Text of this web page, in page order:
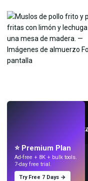
Crea fondos de
⭐ Premium Plan
Ad-free + 8K + bulk tools.
7-day free trial.
Try Free 7 Days →